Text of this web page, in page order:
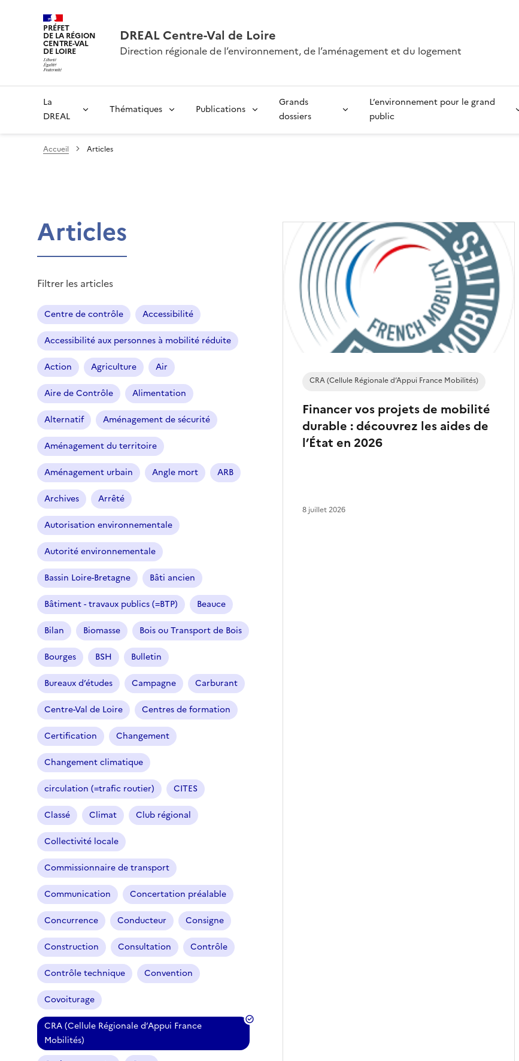
PRÉFET
DE LA RÉGION
CENTRE-VAL
DE LOIRE
DREAL Centre-Val de Loire
Direction régionale de l’environnement, de l’aménagement et du logement
La
DREAL
Thématiques Publications
Grands
dossiers
L’environnement pour le grand
public
Accueil Articles
Articles
Filtrer les articles
Centre de contrôle Accessibilité
Accessibilité aux personnes à mobilité réduite
Action Agriculture Air
Aire de Contrôle Alimentation
Alternatif Aménagement de sécurité
Aménagement du territoire
Aménagement urbain Angle mort ARB
Archives Arrêté
Autorisation environnementale
Autorité environnementale
Bassin Loire-Bretagne Bâti ancien
Bâtiment - travaux publics (=BTP) Beauce
Bilan Biomasse Bois ou Transport de Bois
Bourges BSH Bulletin
Bureaux d’études Campagne Carburant
Centre-Val de Loire Centres de formation
Certification Changement
Changement climatique
circulation (=trafic routier) CITES
Classé Climat Club régional
Collectivité locale
Commissionnaire de transport
Communication Concertation préalable
Concurrence Conducteur Consigne
Construction Consultation Contrôle
Contrôle technique Convention
Covoiturage
CRA (Cellule Régionale d’Appui France
Mobilités)
f
Financer vos projets de mobilité
durable : découvrez les aides de
l’État en 2026
CRA (Cellule Régionale d’Appui France Mobilités)
8 juillet 2026